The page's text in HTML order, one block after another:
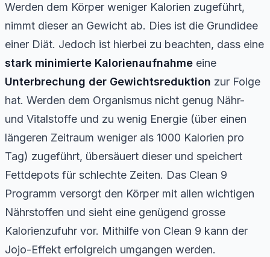
Werden dem Körper weniger Kalorien zugeführt,
nimmt dieser an Gewicht ab. Dies ist die Grundidee
einer Diät. Jedoch ist hierbei zu beachten, dass eine
stark minimierte Kalorienaufnahme eine
Unterbrechung der Gewichtsreduktion zur Folge
hat. Werden dem Organismus nicht genug Nähr-
und Vitalstoffe und zu wenig Energie (über einen
längeren Zeitraum weniger als 1000 Kalorien pro
Tag) zugeführt, übersäuert dieser und speichert
Fettdepots für schlechte Zeiten. Das Clean 9
Programm versorgt den Körper mit allen wichtigen
Nährstoffen und sieht eine genügend grosse
Kalorienzufuhr vor. Mithilfe von Clean 9 kann der
Jojo-Effekt erfolgreich umgangen werden.